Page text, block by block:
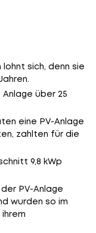
lohnt sich, denn sie
über 25
eine PV-Anlage
zahlten für die
9,8 kWp
PV-Anlage
wurden so im